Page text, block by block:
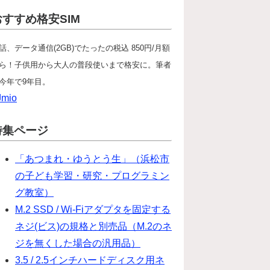
すすめ格安SIM
、データ通信(2GB)でたったの税込 850円/月額
！子供用から大人の普段使いまで格安に。筆者
年で9年目。
集ページ
「あつまれ・ゆうとう生」（浜松市
の子ども学習・研究・プログラミン
グ教室）
M.2 SSD / Wi-Fiアダプタを固定する
ネジ(ビス)の規格と別売品（M.2のネ
ジを無くした場合の汎用品）
3.5 / 2.5インチハードディスク用ネ